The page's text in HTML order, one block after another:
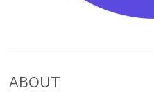
ABOUT